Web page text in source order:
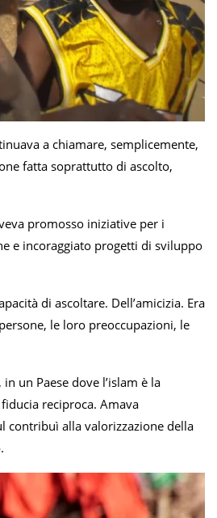
a chiamare, semplicemente,
fatta soprattutto di ascolto,
promosso iniziative per i
e incoraggiato progetti di sviluppo
di ascoltare. Dell’amicizia. Era
le loro preoccupazioni, le
un Paese dove l’islam è la
reciproca. Amava
contribuì alla valorizzazione della